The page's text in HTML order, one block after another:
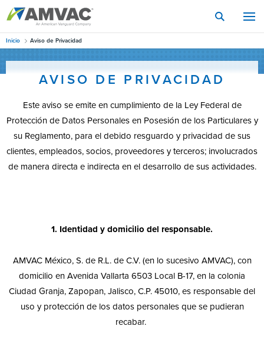
Skip
content
Inicio Aviso de Privacidad
AVISO DE PRIVACIDAD
Este aviso se emite en cumplimiento de la Ley Federal de
Protección de Datos Personales en Posesión de los Particulares y
su Reglamento, para el debido resguardo y privacidad de sus
clientes, empleados, socios, proveedores y terceros; involucrados
de manera directa e indirecta en el desarrollo de sus actividades.
1. Identidad y domicilio del responsable.
AMVAC México, S. de R.L. de C.V. (en lo sucesivo AMVAC), con
domicilio en Avenida Vallarta 6503 Local B-17, en la colonia
Ciudad Granja, Zapopan, Jalisco, C.P. 45010, es responsable del
uso y protección de los datos personales que se pudieran
recabar.